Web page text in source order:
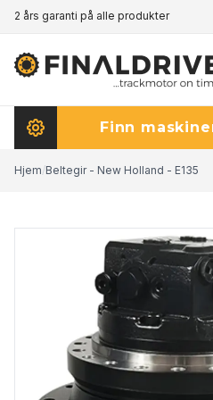
2 års garanti på alle produkter
Finn
Hjem/Beltegir - New Holland - E135